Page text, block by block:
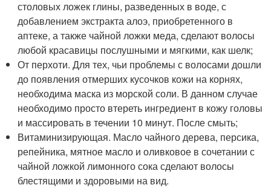
столовых ложек глины, разведенных в воде, с
добавлением экстракта алоэ, приобретенного в
аптеке, а также чайной ложки меда, сделают волосы
любой красавицы послушными и мягкими, как шелк;
От перхоти. Для тех, чьи проблемы с волосами дошли
до появления отмерших кусочков кожи на корнях,
необходима маска из морской соли. В данном случае
необходимо просто втереть ингредиент в кожу головы
и массировать в течении 10 минут. После смыть;
Витаминизирующая. Масло чайного дерева, персика,
репейника, мятное масло и оливковое в сочетании с
чайной ложкой лимонного сока сделают волосы
блестящими и здоровыми на вид.